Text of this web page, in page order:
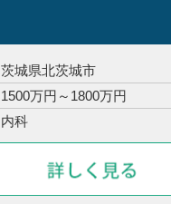
茨城県北茨城市
1500万円～1800万円
内科